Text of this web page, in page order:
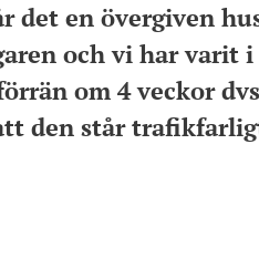
det en övergiven
och vi har varit
om 4 veckor
den står